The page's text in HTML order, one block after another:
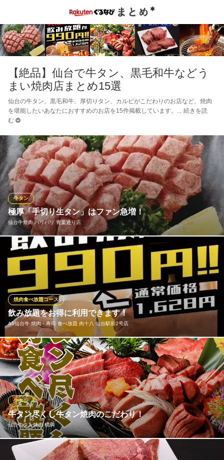
【絶品】仙台で牛タン、黒毛和牛などう
まい焼肉店まとめ15選
仙台の牛タン、黒毛和牛、厚切りタン、カルビがこだわりのお店など、焼肉
を堪能したいあなたにおすすめのお店を15件掲載しています。
続きを読
む
極厚「手切り生タン」はファン急増！
仙台牛焼肉 バリバリ 青葉通り店
牛タン
《女性に人気のタン》極厚牛タン １本のタンから極わずかしか取
れない、最上の柔らかいタンです。濃厚な旨味と歯ごたえは感動
します。
仙台牛焼肉 バリバリ 青葉通り店
「仙台牛」の焼肉店。
仙台市営地下鉄東西線大町西公園駅 徒歩4分
宮城県仙台市青葉区大町2-2-2 ヴィラフォレスタ1F
飲み放題をお得に利用できます！
A5仙台牛 焼肉・寿司 食べ放題 肉十八 仙台駅前2号店
焼肉食べ放題コース
期間限定＆平日限定でアルコール付飲み放題が990円になるキャン
ペーンを実施中です！ 是非この期間に焼肉と一緒に飲み放題をご
利用下さいませ！
A5仙台牛 焼肉・寿司 食べ放題 肉十八 仙台駅前2号店
焼肉 ＆ 寿司食べ放題
仙台市営地下鉄南北線仙台駅 徒歩3分
宮城県仙台市青葉区中央1-8-22 2F
牛タン尽くし牛タン焼肉のこだわり！
仙台牛タン焼肉 横綱
牛タン
当店の牛タン焼肉は、一本一本丁寧に下処理を行い、タン元・タ